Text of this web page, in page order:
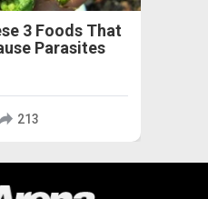
3 Foods That
Parasites
213